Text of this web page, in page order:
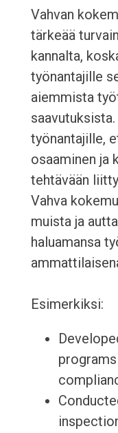
Vahvan
tärkeää
kannalta,
työnantajille
aiemmista
työnantajille,
osaaminen ja
tehtävään
Vahva
muista ja
haluamansa
Esimerkiksi: